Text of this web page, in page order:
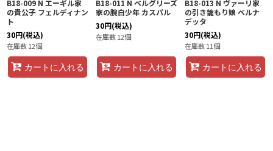
B18-009 N エーギル家
の貴公子 フェルディナン
ト
30円(税込)
在庫数 12個
カートに入れる
B18-011 N ベルグリーズ
家の腕白少年 カスパル
30円(税込)
在庫数 12個
カートに入れる
B18-013 N ヴァーリ家
の引き籠もり娘 ベルナ
デッタ
30円(税込)
在庫数 11個
カートに入れる